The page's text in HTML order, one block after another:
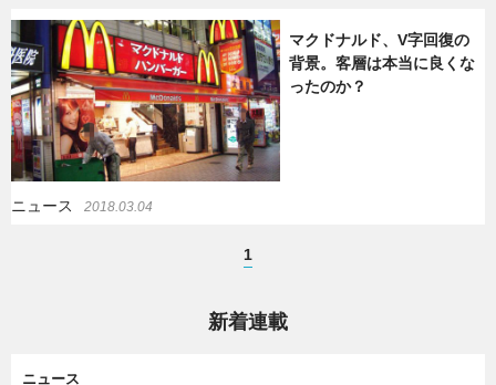
マクドナルド、V字回復の
背景。客層は本当に良くな
ったのか？
ニュース 2018.03.04
1
新着連載
ニュース